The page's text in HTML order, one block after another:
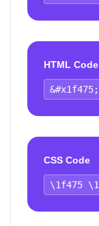
HTML Code
CSS Code